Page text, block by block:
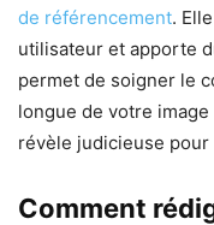
de référencement.
utilisateur et apporte
permet de soigner le
longue de votre image
révèle judicieuse
Comment